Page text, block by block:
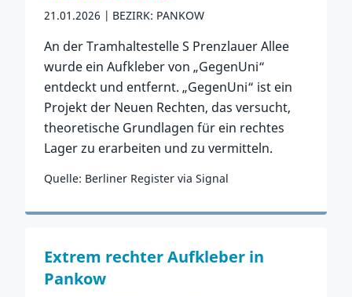
21.01.2026 BEZIRK: PANKOW
An der Tramhaltestelle S Prenzlauer Allee
wurde ein Aufkleber von „GegenUni“
entdeckt und entfernt. „GegenUni“ ist ein
Projekt der Neuen Rechten, das versucht,
theoretische Grundlagen für ein rechtes
Lager zu erarbeiten und zu vermitteln.
Quelle: Berliner Register via Signal
Zum Vorfall
Extrem rechter Aufkleber in
Pankow